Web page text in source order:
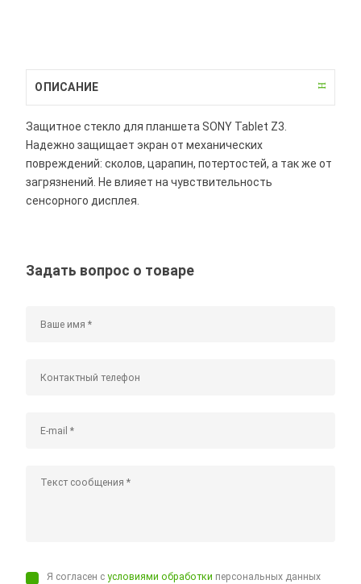
ОПИСАНИЕ
Защитное стекло для планшета SONY Tablet Z3.
Надежно защищает экран от механических
повреждений: сколов, царапин, потертостей, а так же от
загрязнений. Не влияет на чувствительность
сенсорного дисплея.
Задать вопрос о товаре
Я согласен сусловиями обработки персональных данных